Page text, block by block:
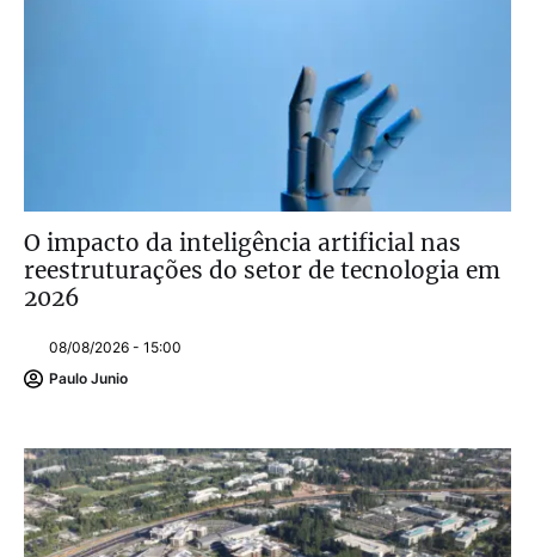
O impacto da inteligência artificial nas
reestruturações do setor de tecnologia em
2026
08/08/2026 - 15:00
Paulo Junio